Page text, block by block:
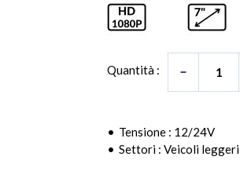
Quantità :
Tensione : 12/24V
Settori : Veicoli leggeri